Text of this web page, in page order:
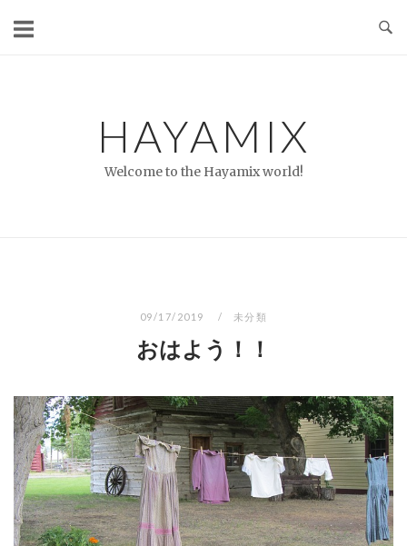
HAYAMIX
Welcome to the Hayamix world!
09/17/2019 未分類
おはよう！！